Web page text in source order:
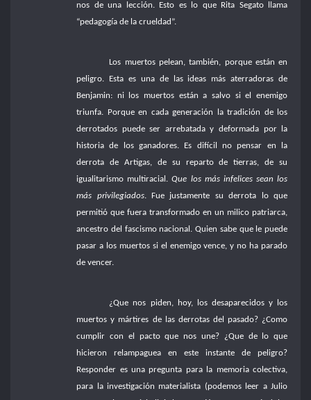
nos de una lección. Esto es lo que Rita Segato llama
“pedagogía de la crueldad”.
Los muertos pelean, también, porque están en
peligro. Esta es una de las ideas más aterradoras de
Benjamin: ni los muertos están a salvo si el enemigo
triunfa. Porque en cada generación la tradición de los
derrotados puede ser arrebatada y deformada por la
historia de los ganadores. Es difícil no pensar en la
derrota de Artigas, de su reparto de tierras, de su
igualitarismo multiracial.Que los más infelices sean los
más privilegiados. Fue justamente su derrota lo que
permitió que fuera transformado en un milico patriarca,
ancestro del fascismo nacional. Quien sabe que le puede
pasar a los muertos si el enemigo vence, y no ha parado
de vencer.
¿Que nos piden, hoy, los desaparecidos y los
muertos y mártires de las derrotas del pasado? ¿Como
cumplir con el pacto que nos une? ¿Que de lo que
hicieron relampaguea en este instante de peligro?
Responder es una pregunta para la memoria colectiva,
para la investigación materialista (podemos leer a Julio